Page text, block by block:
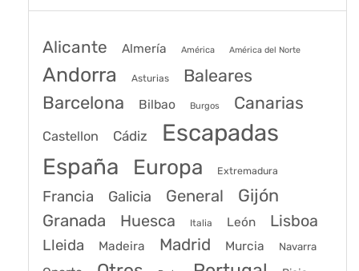
Alicante Almería América América del Norte
Andorra Asturias Baleares
Barcelona Bilbao Burgos Canarias
Castellon Cádiz Escapadas
España Europa Extremadura
Francia Galicia General Gijón
Granada Huesca Italia León Lisboa
Lleida Madeira Madrid Murcia Navarra